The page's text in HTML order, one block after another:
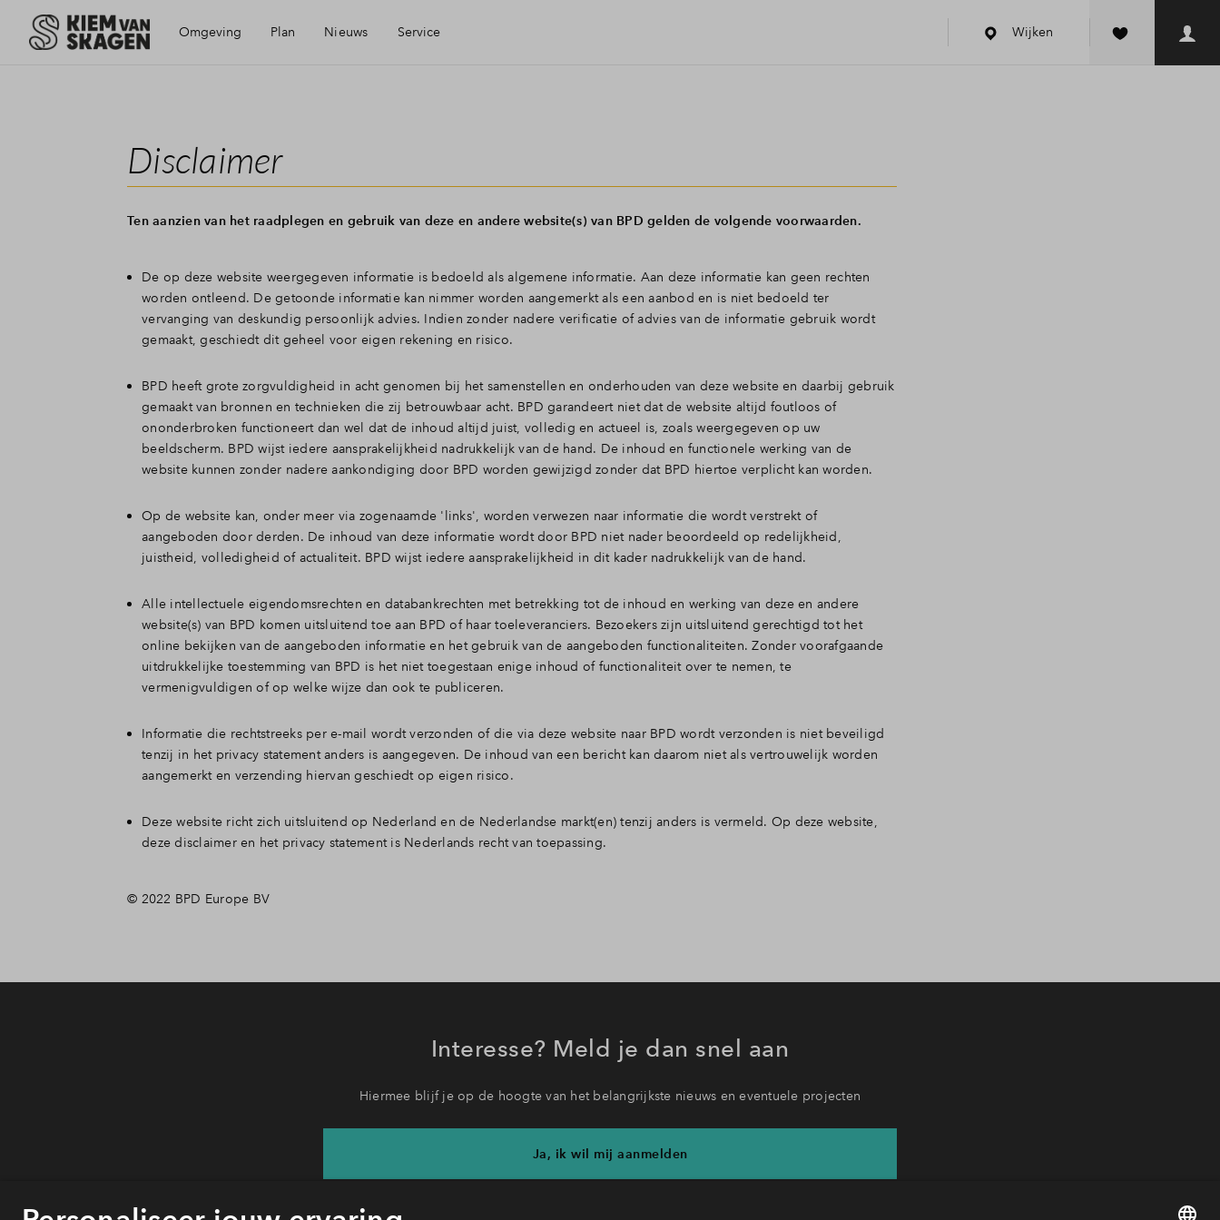
Omgeving
Bereikbaarheid
Voorzieningen
Schagen
Plan
Aanbod
Duurzaamheid
Planning
Nieuws Service
Financiering
Toewijzing
Veelgestelde vragen
Wijken
Disclaimer
Ten aanzien van het raadplegen en gebruik van deze en andere website(s) van BPD gelden de volgende voorwaarden.
De op deze website weergegeven informatie is bedoeld als algemene informatie. Aan deze informatie kan geen rechten
worden ontleend. De getoonde informatie kan nimmer worden aangemerkt als een aanbod en is niet bedoeld ter
vervanging van deskundig persoonlijk advies. Indien zonder nadere verificatie of advies van de informatie gebruik wordt
gemaakt, geschiedt dit geheel voor eigen rekening en risico.
BPD heeft grote zorgvuldigheid in acht genomen bij het samenstellen en onderhouden van deze website en daarbij gebruik
gemaakt van bronnen en technieken die zij betrouwbaar acht. BPD garandeert niet dat de website altijd foutloos of
ononderbroken functioneert dan wel dat de inhoud altijd juist, volledig en actueel is, zoals weergegeven op uw
beeldscherm. BPD wijst iedere aansprakelijkheid nadrukkelijk van de hand. De inhoud en functionele werking van de
website kunnen zonder nadere aankondiging door BPD worden gewijzigd zonder dat BPD hiertoe verplicht kan worden.
Op de website kan, onder meer via zogenaamde 'links', worden verwezen naar informatie die wordt verstrekt of
aangeboden door derden. De inhoud van deze informatie wordt door BPD niet nader beoordeeld op redelijkheid,
juistheid, volledigheid of actualiteit. BPD wijst iedere aansprakelijkheid in dit kader nadrukkelijk van de hand.
Alle intellectuele eigendomsrechten en databankrechten met betrekking tot de inhoud en werking van deze en andere
website(s) van BPD komen uitsluitend toe aan BPD of haar toeleveranciers. Bezoekers zijn uitsluitend gerechtigd tot het
online bekijken van de aangeboden informatie en het gebruik van de aangeboden functionaliteiten. Zonder voorafgaande
uitdrukkelijke toestemming van BPD is het niet toegestaan enige inhoud of functionaliteit over te nemen, te
vermenigvuldigen of op welke wijze dan ook te publiceren.
Informatie die rechtstreeks per e-mail wordt verzonden of die via deze website naar BPD wordt verzonden is niet beveiligd
tenzij in het privacy statement anders is aangegeven. De inhoud van een bericht kan daarom niet als vertrouwelijk worden
aangemerkt en verzending hiervan geschiedt op eigen risico.
Deze website richt zich uitsluitend op Nederland en de Nederlandse markt(en) tenzij anders is vermeld. Op deze website,
deze disclaimer en het privacy statement is Nederlands recht van toepassing.
© 2022 BPD Europe BV
Interesse? Meld je dan snel aan
Hiermee blijf je op de hoogte van het belangrijkste nieuws en eventuele projecten
Ja, ik wil mij aanmelden